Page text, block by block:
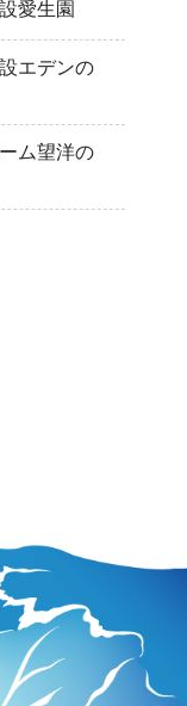
愛生園
エデンの
ム望洋の